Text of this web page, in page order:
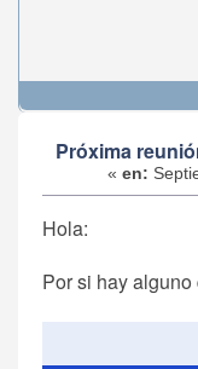
Próxima
« en:
Hola:
Por si hay